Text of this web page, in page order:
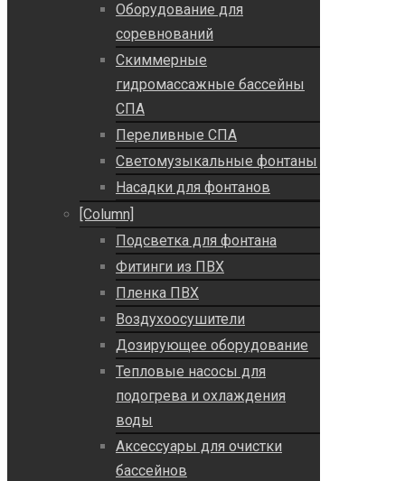
Оборудование для
соревнований
Скиммерные
гидромассажные бассейны
СПА
Переливные СПА
Светомузыкальные фонтаны
Насадки для фонтанов
[Column]
Подсветка для фонтана
Фитинги из ПВХ
Пленка ПВХ
Воздухоосушители
Дозирующее оборудование
Тепловые насосы для
подогрева и охлаждения
воды
Аксессуары для очистки
бассейнов